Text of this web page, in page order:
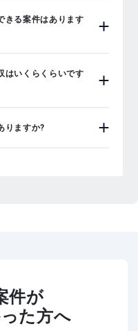
きる案件はあります
はいくらくらいです
りますか?
件が
た方へ